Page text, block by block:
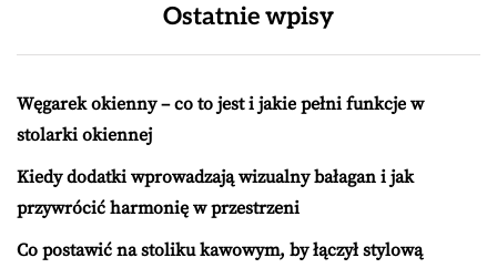
Ostatnie wpisy
Węgarek okienny – co to jest i jakie pełni funkcje w
stolarki okiennej
Kiedy dodatki wprowadzają wizualny bałagan i jak
przywrócić harmonię w przestrzeni
Co postawić na stoliku kawowym, by łączył stylową